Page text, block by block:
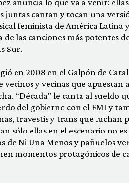
anuncia lo que va a venir:
juntas cantan y tocan una
feminista de América Latina
de las canciones más potentes
Sur.
en 2008 en el Galpón de
y vecinas que
“Década” le canta al sueldo
del gobierno con el FMI y
travestis y trans que luchan
sólo ellas en el escenario no
Ni Una Menos y pañuelos
momentos protagónicos de